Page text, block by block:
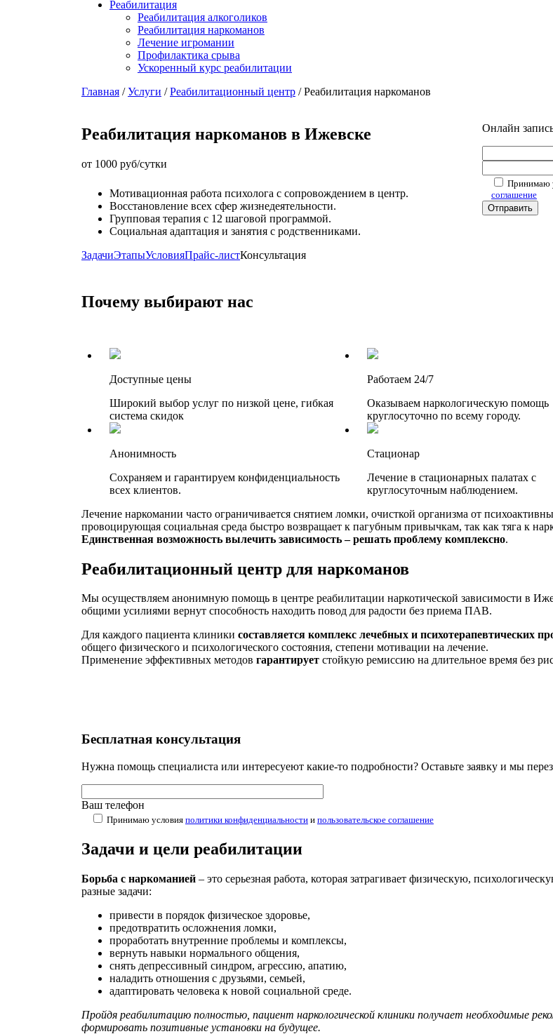
Реабилитация
Реабилитация алкоголиков
Реабилитация наркоманов
Лечение игромании
Профилактика срыва
Ускоренный курс реабилитации
Главная /Услуги /Реабилитационный центр /Реабилитация наркоманов
Реабилитация наркоманов в Ижевске
от 1000 руб/сутки
Мотивационная работа психолога с сопровождением в центр.
Восстановление всех сфер жизнедеятельности.
Групповая терапия с 12 шаговой программой.
Социальная адаптация и занятия с родственниками.
ЗадачиЭтапыУсловияПрайс-листКонсультация
Онлайн
Принимаю
соглашение
Почему выбирают нас
Доступные цены
Широкий выбор услуг по низкой цене, гибкая
система скидок
Работаем 24/7
Оказываем наркологическую помощь
круглосуточно по всему городу.
Анонимность
Сохраняем и гарантируем конфиденциальность
всех клиентов.
Стационар
Лечение в стационарных палатах с
круглосуточным наблюдением.
Лечение наркомании часто ограничивается снятием ломки, очисткой организма от
провоцирующая социальная среда быстро возвращает к пагубным привычкам, так как тяга к
Единственная возможность вылечить зависимость – решать проблему комплексно.
Реабилитационный центр для наркоманов
Мы осуществляем анонимную помощь в центре реабилитации наркотической зависимости в
общими усилиями вернут способность находить повод для радости без приема ПАВ.
Для каждого пациента клиники составляется комплекс лечебных и психотерапевтических
общего физического и психологического состояния, степени мотивации на лечение.
Применение эффективных методов гарантирует стойкую ремиссию на длительное время без
Бесплатная консультация
Нужна помощь специалиста или интересуеют какие-то подробности? Оставьте заявку и мы
Ваш телефон
Принимаю условия политики конфиденциальности и пользовательское соглашение
Задачи и цели реабилитации
Борьба с наркоманией – это серьезная работа, которая затрагивает физическую,
разные задачи:
привести в порядок физическое здоровье,
предотвратить осложнения ломки,
проработать внутренние проблемы и комплексы,
вернуть навыки нормального общения,
снять депрессивный синдром, агрессию, апатию,
наладить отношения с друзьями, семьей,
адаптировать человека к новой социальной среде.
Пройдя реабилитацию полностью, пациент наркологической клиники получает необходимые
формировать позитивные установки на будущее.